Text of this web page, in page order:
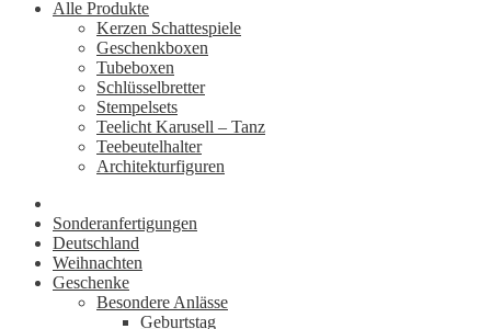
Alle Produkte
Kerzen Schattespiele
Geschenkboxen
Tubeboxen
Schlüsselbretter
Stempelsets
Teelicht Karusell – Tanz
Teebeutelhalter
Architekturfiguren
Sonderanfertigungen
Deutschland
Weihnachten
Geschenke
Besondere Anlässe
Geburtstag